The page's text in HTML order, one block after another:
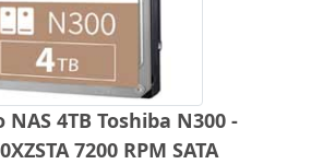
4TB Toshiba N300 -
7200 RPM SATA